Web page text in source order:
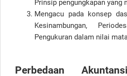
Prinsip pengungkapan yang
Mengacu pada konsep
Kesinambungan,
Pengukuran dalam nilai
Perbedaan